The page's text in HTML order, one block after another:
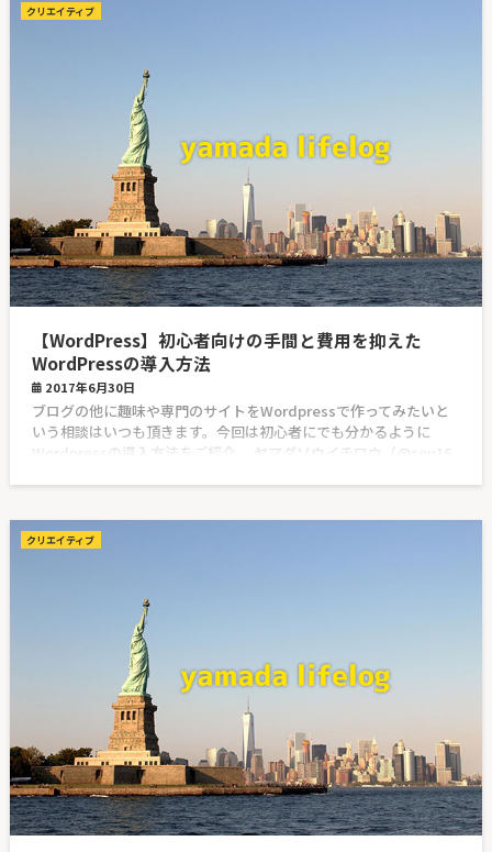
クリエイティブ
【WordPress】初心者向けの手間と費用を抑えた
WordPressの導入方法
2017年6月30日
ブログの他に趣味や専門のサイトをWordpressで作ってみたいと
いう相談はいつも頂きます。今回は初心者にでも分かるように
Wordpressの導入方法をご紹介。 ヤマダソウイチロウ（@sou16
クリエイティブ